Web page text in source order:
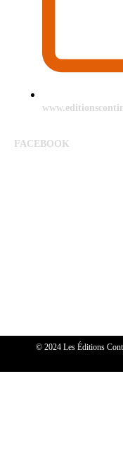
FACEBOOK
© 2024 Les Éditions